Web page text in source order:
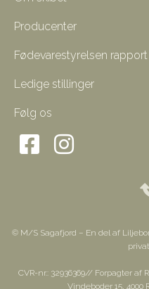
Producenter
Fødevarestyrelsen rapport
Ledige stillinger
Følg os
© M/S Sagafjord – En del af
CVR-nr.: 32936369// Forpagter af
Vindeboder 15, 4000